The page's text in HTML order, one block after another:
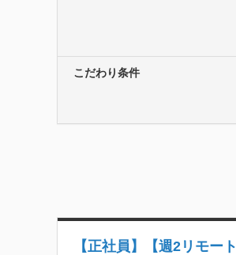
こだわり条件
【正社員】【週2リモー